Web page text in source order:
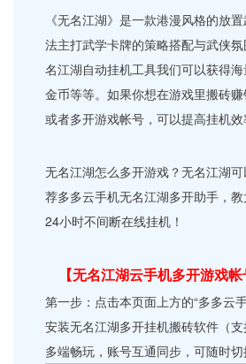
《无名江湖》是一款港漫风格的放
法主打武学卡牌的策略搭配与武侠
名江湖自动挂机工具我们可以获得
金币等等。如果你想在游戏里搬砖
或者多开游戏帐号，可以提高挂机效
无名江湖怎么多开游戏？无名江湖
荐多多云手机无名江湖多开助手，
24小时不间断在线挂机！
【无名江湖云手机多开游戏帐
第一步：点击本页面上方的“多多云
安装无名江湖多开挂机搬砖软件（
多端畅玩，账号互通同步，可随时切